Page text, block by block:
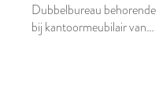
Dubbelbureau behorende
bij kantoormeubilair van